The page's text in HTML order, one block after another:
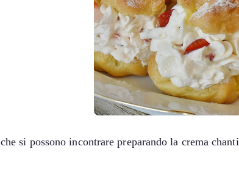
che si possono incontrare preparando la crema